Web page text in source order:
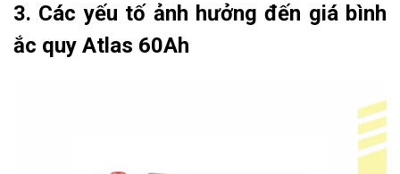
3. Các yếu tố ảnh hưởng đến giá bình
ắc quy Atlas 60Ah